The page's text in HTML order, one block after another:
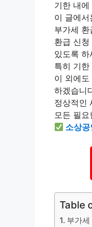
기한 내
이 글에
부가세
환급 신
있도록 하
특히 기
이 외에
하겠습니
정상적인
모든 필요
소상
Table
부가